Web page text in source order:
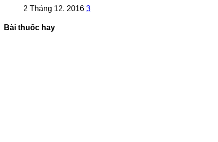
2 Tháng 12, 2016 3
Bài thuốc hay